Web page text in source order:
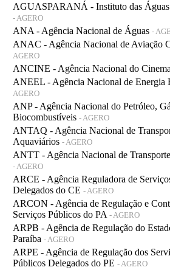
AGUASPARANÁ - Instituto das Águas
- AGERO
ANA - Agência Nacional de Águas -
ANAC - Agência Nacional de Aviação
AGERO
ANCINE - Agência Nacional do Cinema
ANEEL - Agência Nacional de Energia
AGERO
ANP - Agência Nacional do Petróleo,
Biocombustíveis - AGERO
ANTAQ - Agência Nacional de
Aquaviários - AGERO
ANTT - Agência Nacional de
- AGERO
ARCE - Agência Reguladora de
Delegados do CE - AGERO
ARCON - Agência de Regulação e
Serviços Públicos do PA - AGERO
ARPB - Agência de Regulação do
Paraíba - AGERO
ARPE - Agência de Regulação dos
Públicos Delegados do PE - AGERO